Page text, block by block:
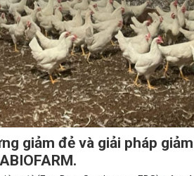
giảm đẻ và giải pháp